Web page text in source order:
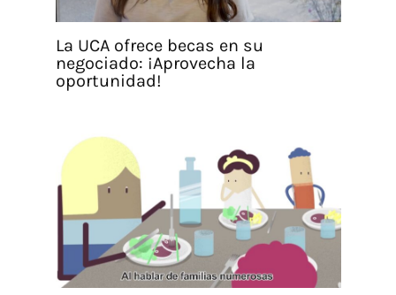
La UCA ofrece becas en su
negociado: ¡Aprovecha la
oportunidad!